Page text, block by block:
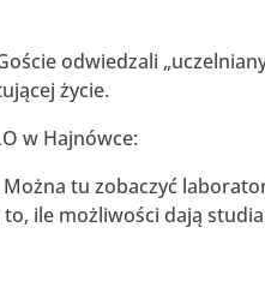
odwiedzali
życie.
w Hajnówce:
tu zobaczyć
ile możliwości dają studia